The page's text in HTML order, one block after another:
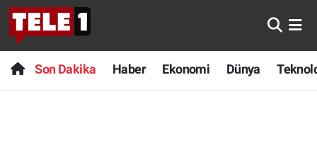
Son Dakika Haber Ekonomi Dünya
Anında Manşet
Başka Sohbetler
Son Dakika
Haber
Nöbetçi Eczaneler
Hava Durumu